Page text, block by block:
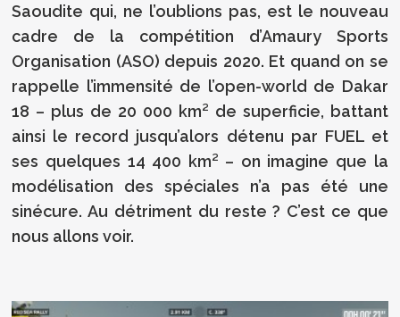
Saoudite qui, ne l’oublions pas, est le nouveau
cadre de la compétition d’Amaury Sports
Organisation (ASO) depuis 2020. Et quand on se
rappelle l’immensité de l’open-world de Dakar
18 – plus de 20 000 km² de superficie, battant
ainsi le record jusqu’alors détenu par FUEL et
ses quelques 14 400 km² – on imagine que la
modélisation des spéciales n’a pas été une
sinécure. Au détriment du reste ? C’est ce que
nous allons voir.